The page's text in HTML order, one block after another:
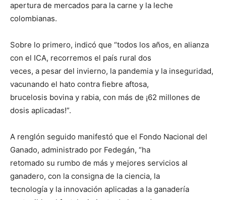
apertura de mercados para la carne y la leche
colombianas.
Sobre lo primero, indicó que “todos los años, en alianza
con el ICA, recorremos el país rural dos
veces, a pesar del invierno, la pandemia y la inseguridad,
vacunando el hato contra fiebre aftosa,
brucelosis bovina y rabia, con más de ¡62 millones de
dosis aplicadas!”.
A renglón seguido manifestó que el Fondo Nacional del
Ganado, administrado por Fedegán, “ha
retomado su rumbo de más y mejores servicios al
ganadero, con la consigna de la ciencia, la
tecnología y la innovación aplicadas a la ganadería